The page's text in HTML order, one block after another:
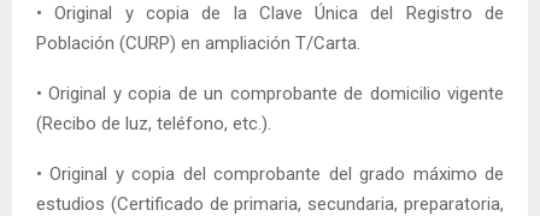
• Original y copia de la Clave Única del Registro de
Población (CURP) en ampliación T/Carta.
• Original y copia de un comprobante de domicilio vigente
(Recibo de luz, teléfono, etc.).
• Original y copia del comprobante del grado máximo de
estudios (Certificado de primaria, secundaria, preparatoria,